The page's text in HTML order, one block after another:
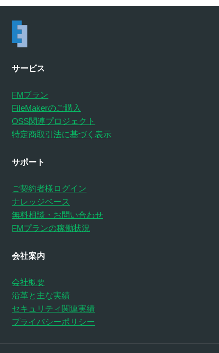
サービス
FMプラン
FileMakerのご購入
OSS関連プロジェクト
特定商取引法に基づく表示
サポート
ご契約者様ログイン
ナレッジベース
無料相談・お問い合わせ
FMプランの稼働状況
会社案内
会社概要
沿革と主な実績
セキュリティ関連実績
プライバシーポリシー